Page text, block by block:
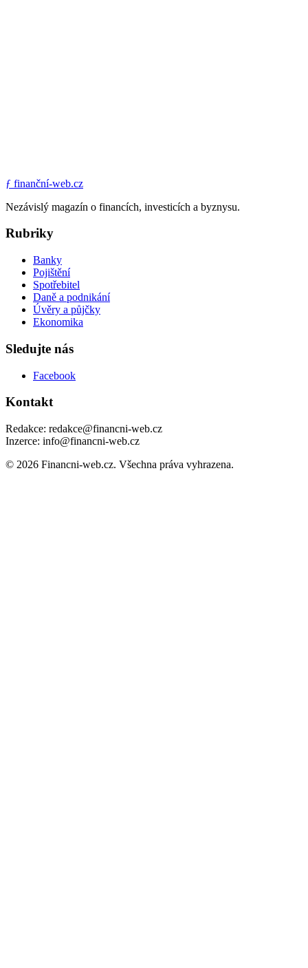
ƒ finanční-web.cz
Nezávislý magazín o financích, investicích a byznysu.
Rubriky
Banky
Pojištění
Spotřebitel
Daně a podnikání
Úvěry a půjčky
Ekonomika
Sledujte nás
Facebook
Kontakt
Redakce: redakce@financni-web.cz
Inzerce: info@financni-web.cz
© 2026 Financni-web.cz. Všechna práva vyhrazena.